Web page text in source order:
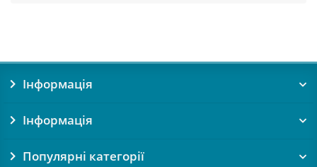
Інформація
Інформація
Популярні категорії